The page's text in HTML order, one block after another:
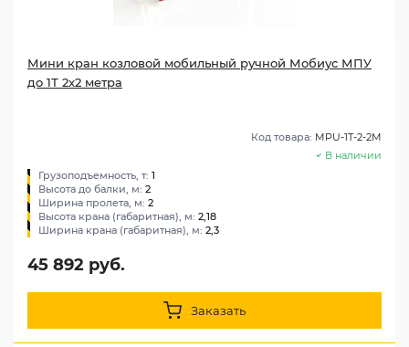
Мини кран козловой мобильный ручной Мобиус МПУ
до 1Т 2x2 метра
Код товара: MPU-1T-2-2M
В наличии
Грузоподъемность, т: 1
Высота до балки, м: 2
Ширина пролета, м: 2
Высота крана (габаритная), м: 2,18
Ширина крана (габаритная), м: 2,3
45 892 руб.
Заказать